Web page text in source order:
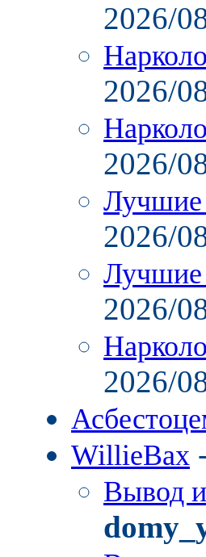
2026/
2026/
2026/
Лучшие
2026/
Лучшие
2026/
2026/
WillieBax
Вывод